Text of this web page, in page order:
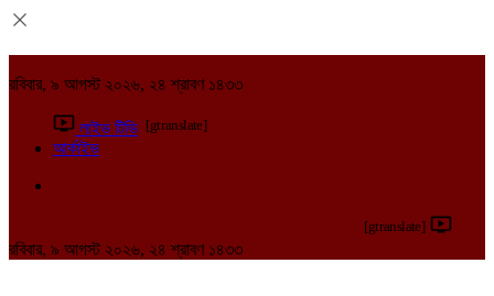
রবিবার, ৯ আগস্ট ২০২৬, ২৪ শ্রাবণ ১৪৩৩
লাইভ টিভি [gtranslate]
আর্কাইভ
[gtranslate]
রবিবার, ৯ আগস্ট ২০২৬, ২৪ শ্রাবণ ১৪৩৩